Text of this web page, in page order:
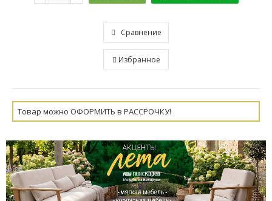
Сравнение
Избранное
Товар можно ОФОРМИТЬ в РАССРОЧКУ!